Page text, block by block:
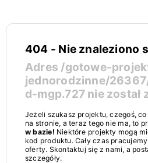
404 - Nie znaleziono
Adres /gotowe-
jednorodzinne/
d-mgp.727nie został
Jeżeli szukasz projektu, czegoś,
na stronie, a teraz tego nie ma, to
w bazie! Niektóre projekty mogą
kod produktu. Cały czas pracujemy
oferty. Skontaktuj się z nami, a
szczegóły.